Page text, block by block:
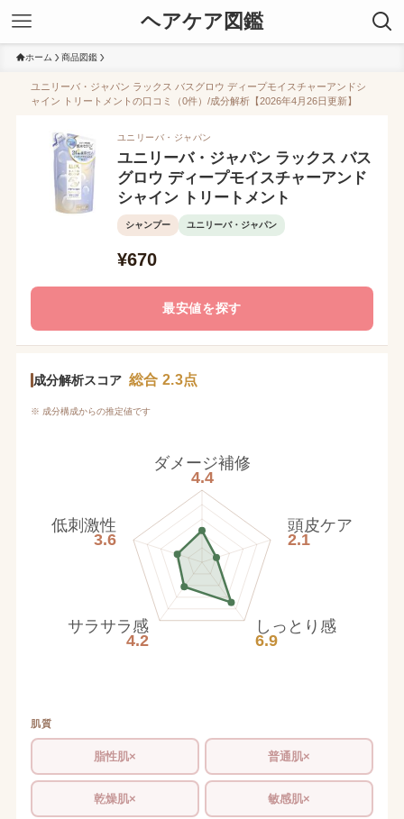
ヘアケア図鑑
ホーム 商品図鑑
ユニリーバ・ジャパン ラックス バスグロウ ディープモイスチャーアンドシ
ャイン トリートメントの口コミ（0件）/成分解析【2026年4月26日更新】
ユニリーバ・ジャパン
ユニリーバ・ジャパン ラックス バス
グロウ ディープモイスチャーアンド
シャイン トリートメント
シャンプー ユニリーバ・ジャパン
¥670
最安値を探す
成分解析スコア 総合 2.3点
※ 成分構成からの推定値です
ダメージ補修
4.4
頭皮ケア
2.1
しっとり感
6.9
サラサラ感
4.2
低刺激性
3.6
肌質
脂性肌× 普通肌×
乾燥肌× 敏感肌×